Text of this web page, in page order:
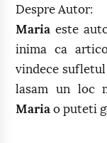
Despre Autor:
Maria este
inima ca
vindece
lasam un loc
Maria o puteti